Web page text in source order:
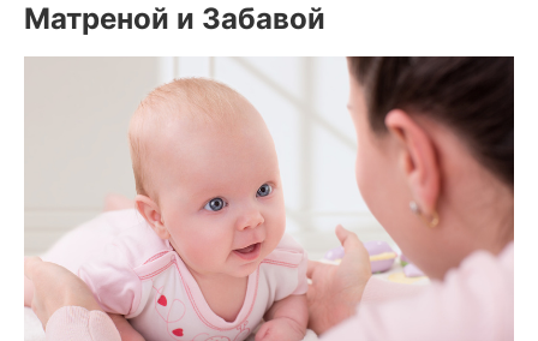
Матреной и Забавой